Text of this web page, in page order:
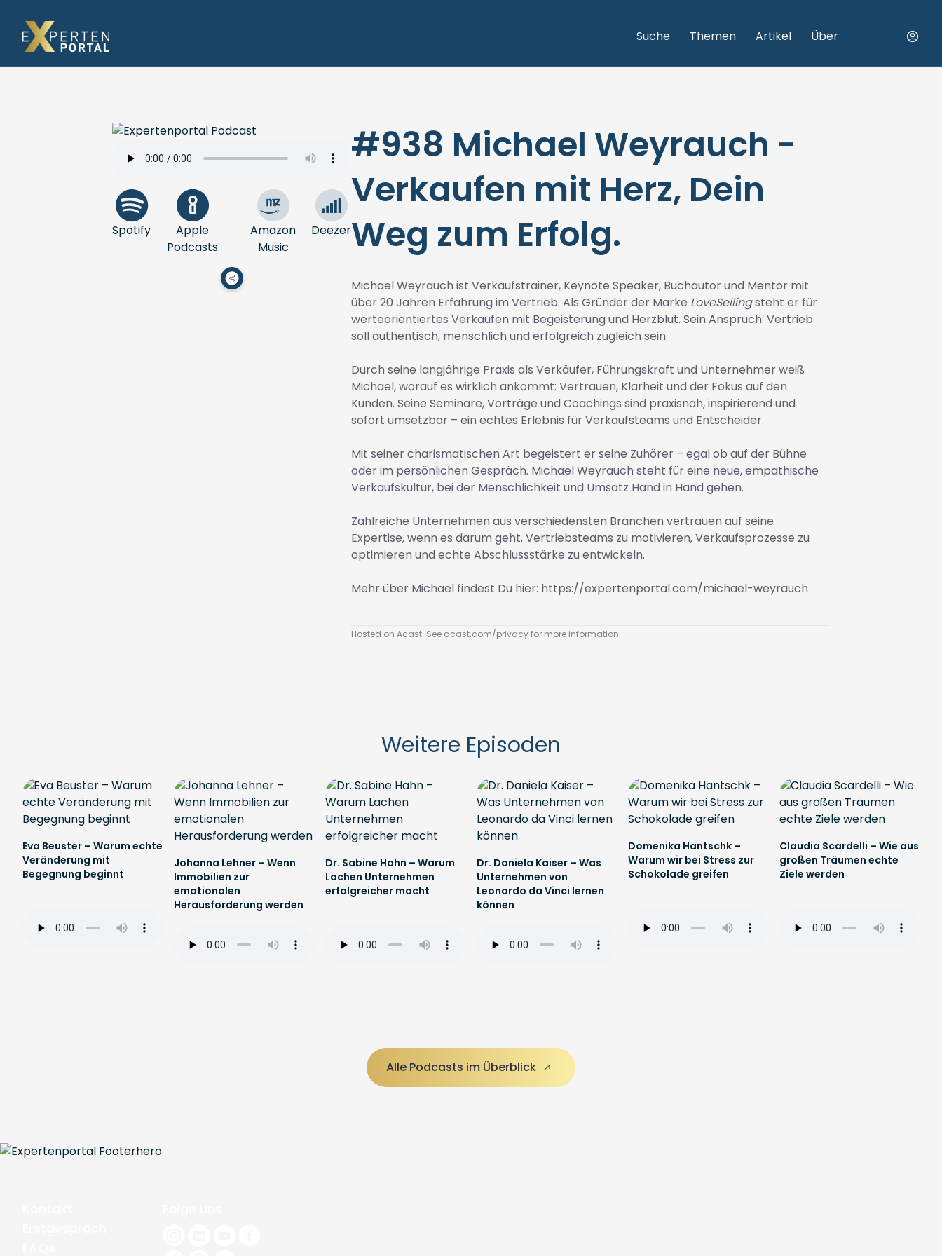
Suche Themen Artikel Über
Spotify
Apple
Podcasts
Amazon
Music
Deezer
#938 Michael Weyrauch -
Verkaufen mit Herz, Dein
Weg zum Erfolg.
Michael Weyrauch ist Verkaufstrainer, Keynote Speaker, Buchautor und Mentor mit
über 20 Jahren Erfahrung im Vertrieb. Als Gründer der Marke LoveSellingsteht er für
werteorientiertes Verkaufen mit Begeisterung und Herzblut. Sein Anspruch: Vertrieb
soll authentisch, menschlich und erfolgreich zugleich sein.
Durch seine langjährige Praxis als Verkäufer, Führungskraft und Unternehmer weiß
Michael, worauf es wirklich ankommt: Vertrauen, Klarheit und der Fokus auf den
Kunden. Seine Seminare, Vorträge und Coachings sind praxisnah, inspirierend und
sofort umsetzbar – ein echtes Erlebnis für Verkaufsteams und Entscheider.
Mit seiner charismatischen Art begeistert er seine Zuhörer – egal ob auf der Bühne
oder im persönlichen Gespräch. Michael Weyrauch steht für eine neue, empathische
Verkaufskultur, bei der Menschlichkeit und Umsatz Hand in Hand gehen.
Zahlreiche Unternehmen aus verschiedensten Branchen vertrauen auf seine
Expertise, wenn es darum geht, Vertriebsteams zu motivieren, Verkaufsprozesse zu
optimieren und echte Abschlussstärke zu entwickeln.
Mehr über Michael findest Du hier: https://expertenportal.com/michael-weyrauch
Hosted on Acast. See acast.com/privacyfor more information.
Weitere Episoden
Eva Beuster – Warum echte
Veränderung mit
Begegnung beginnt
Johanna Lehner – Wenn
Immobilien zur
emotionalen
Herausforderung werden
Dr. Sabine Hahn – Warum
Lachen Unternehmen
erfolgreicher macht
Dr. Daniela Kaiser – Was
Unternehmen von
Leonardo da Vinci lernen
können
Domenika Hantschk –
Warum wir bei Stress zur
Schokolade greifen
Claudia Scardelli – Wie aus
großen Träumen echte
Ziele werden
Alle Podcasts im Überblick